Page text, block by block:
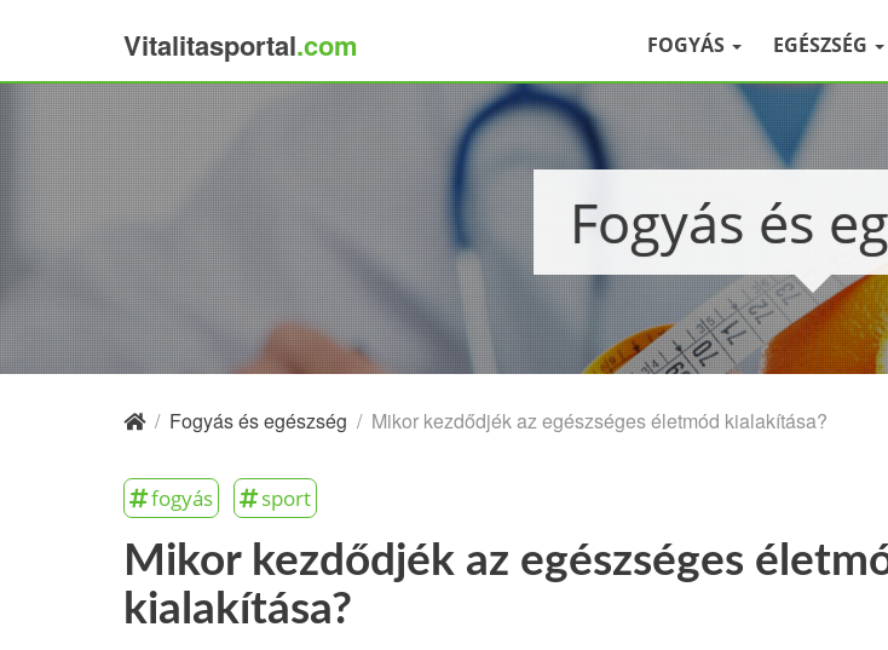
Vitalitasportal.com FOGYÁS EGÉSZSÉG
Fogyás és
/ Fogyás és egészség / Mikor kezdődjék az egészséges életmód kialakítása?
fogyás sport
Mikor kezdődjék az egészséges
kialakítása?
×